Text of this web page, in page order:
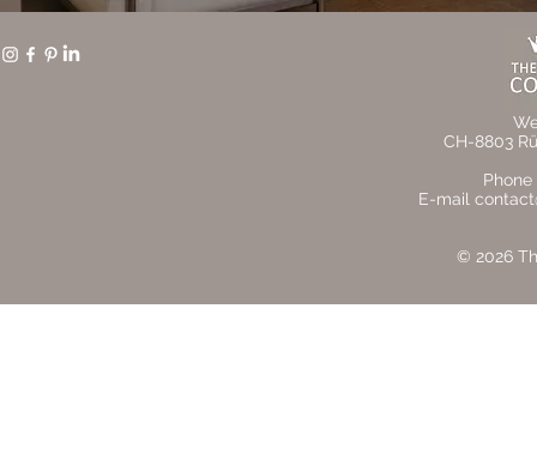
CH-8803
Phone
E-mail
© 2026